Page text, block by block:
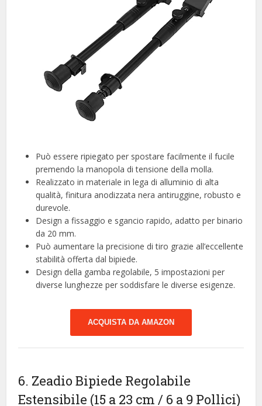
Può essere ripiegato per spostare facilmente il fucile
premendo la manopola di tensione della molla.
Realizzato in materiale in lega di alluminio di alta
qualità, finitura anodizzata nera antiruggine, robusto e
durevole.
Design a fissaggio e sgancio rapido, adatto per binario
da 20 mm.
Può aumentare la precisione di tiro grazie all’eccellente
stabilità offerta dal bipiede.
Design della gamba regolabile, 5 impostazioni per
diverse lunghezze per soddisfare le diverse esigenze.
ACQUISTA DA AMAZON
6. Zeadio Bipiede Regolabile
Estensibile (15 a 23 cm / 6 a 9 Pollici)